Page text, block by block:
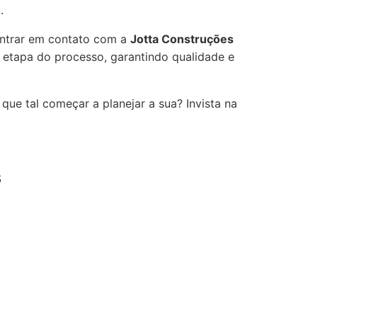
em contato com a Jotta Construções
do processo, garantindo qualidade e
tal começar a planejar a sua? Invista na